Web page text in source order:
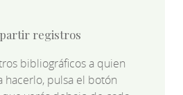
registros
bibliográficos a quien
hacerlo, pulsa el botón